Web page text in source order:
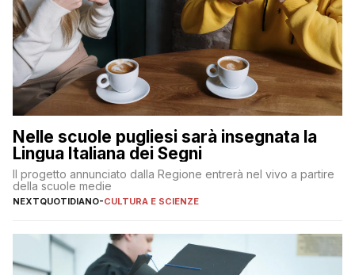
Nelle scuole pugliesi sarà insegnata la
Lingua Italiana dei Segni
Il progetto annunciato dalla Regione entrerà nel vivo a partire
della scuole medie
NEXTQUOTIDIANO-CULTURA E SCIENZE